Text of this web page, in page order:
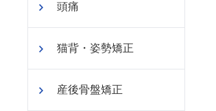
頭痛
猫背・姿勢矯正
産後骨盤矯正